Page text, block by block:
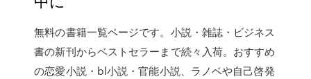
無料の書籍一覧ページです。小説・雑誌・ビジネス
書の新刊からベストセラーまで続々入荷。おすすめ
の恋愛小説・bl小説・官能小説、ラノベや自己啓発